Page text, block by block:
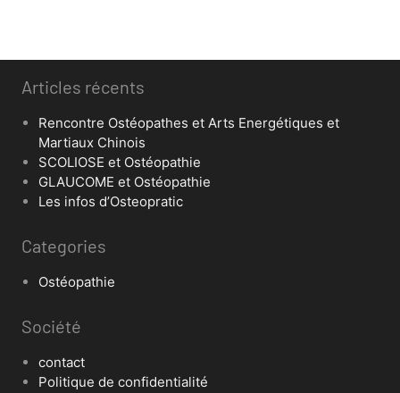
Articles récents
Rencontre Ostéopathes et Arts Energétiques et
Martiaux Chinois
SCOLIOSE et Ostéopathie
GLAUCOME et Ostéopathie
Les infos d’Osteopratic
Categories
Ostéopathie
Société
contact
Politique de confidentialité